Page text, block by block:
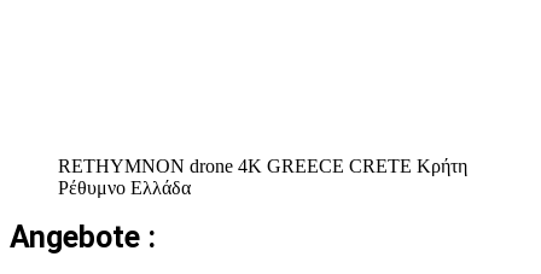
RETHYMNON drone 4K GREECE CRETE Κρήτη
Ρέθυμνο Ελλάδα
Angebote :